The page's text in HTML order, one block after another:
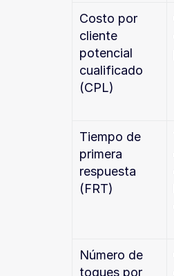
Costo por
cliente
potencial
cualificado
(CPL)
Tiempo de
primera
respuesta
(FRT)
Número de
toques por